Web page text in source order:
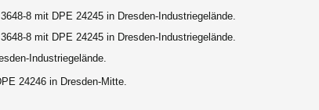
8 mit DPE 24245 in Dresden-Industriegelände.
8 mit DPE 24245 in Dresden-Industriegelände.
Industriegelände.
24246 in Dresden-Mitte.